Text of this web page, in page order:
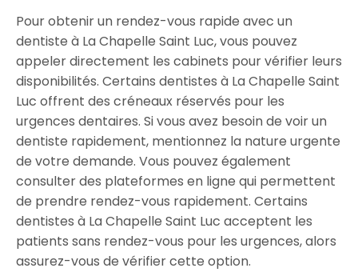
Pour obtenir un rendez-vous rapide avec un
dentiste à La Chapelle Saint Luc, vous pouvez
appeler directement les cabinets pour vérifier leurs
disponibilités. Certains dentistes à La Chapelle Saint
Luc offrent des créneaux réservés pour les
urgences dentaires. Si vous avez besoin de voir un
dentiste rapidement, mentionnez la nature urgente
de votre demande. Vous pouvez également
consulter des plateformes en ligne qui permettent
de prendre rendez-vous rapidement. Certains
dentistes à La Chapelle Saint Luc acceptent les
patients sans rendez-vous pour les urgences, alors
assurez-vous de vérifier cette option.